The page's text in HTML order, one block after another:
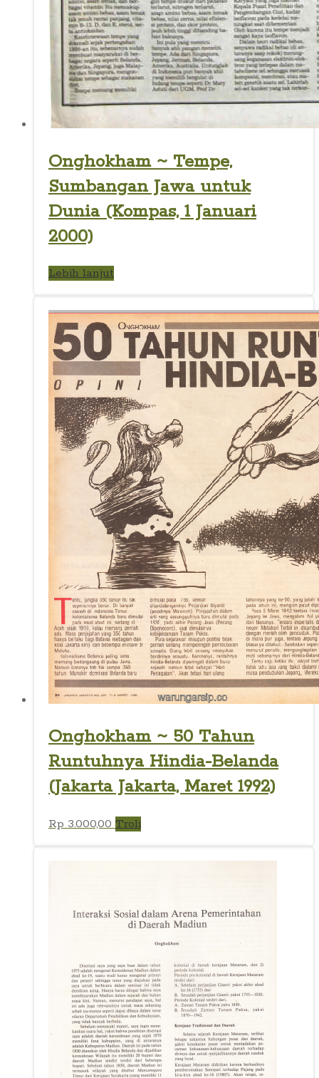
Onghokham ~ Tempe,
Sumbangan Jawa untuk
Dunia (Kompas, 1 Januari
2000)
Lebih lanjut
Onghokham ~ 50 Tahun
Runtuhnya Hindia-Belanda
(Jakarta Jakarta, Maret 1992)
Rp 3.000,00 Troli